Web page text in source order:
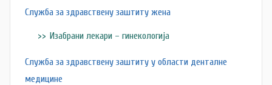
Служба за здравствену заштиту жена
Изабрани лекари – гинекологија
Служба за здравствену заштиту у области денталне
медицине